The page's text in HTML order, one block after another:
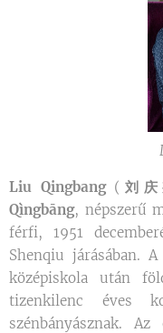
Liu Qingbang( 刘庆
Qìngbāng, népszerű
férfi, 1951
Shenqiu járásában.
középiskola után
tizenkilenc éves
szénbányásznak. Az